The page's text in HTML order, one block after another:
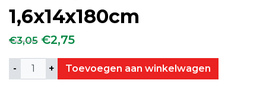
1,6x14x180cm
€3,05 Oorspronkelijke prijs was: €3,05.
€2,75Huidige prijs is: €2,75.
Aantal Toevoegen aan winkelwagen